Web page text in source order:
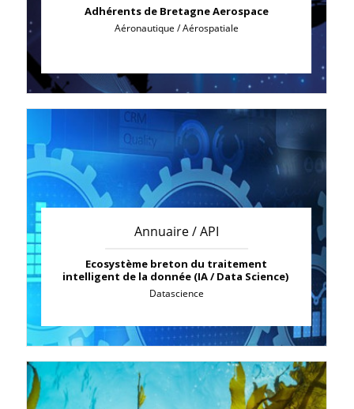
Adhérents de Bretagne Aerospace
Aéronautique / Aérospatiale
Annuaire / API
Ecosystème breton du traitement
intelligent de la donnée (IA / Data Science)
Datascience